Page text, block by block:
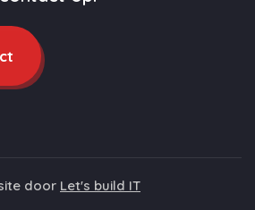
door Let's build IT